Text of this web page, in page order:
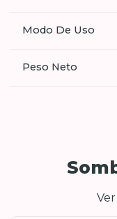
Modo De Uso
Peso Neto